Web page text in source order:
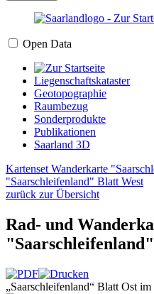
Open Data
Liegenschaftskataster
Geotopographie
Raumbezug
Sonderprodukte
Publikationen
Saarland 3D
Kartenset Wanderkarte
"Saarschleifenland" Blatt West
zurück zur Übersicht
Rad- und
„Saarschleifenland“ Blatt Ost